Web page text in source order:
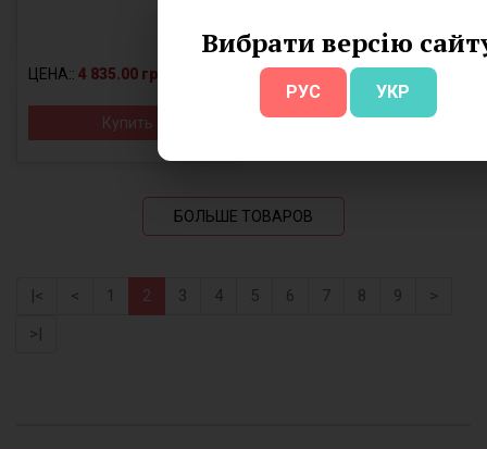
Вибрати версію
РУС УКР
ЦЕНА:: 4 835.00 грн.
Купить
БОЛЬШЕ ТОВАРОВ
|< < 1 2 3 4 5 6 7 8 9
>
>|